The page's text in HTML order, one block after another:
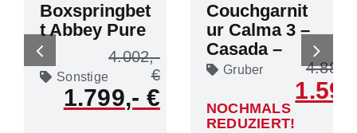
Boxspringbet
t Abbey Pure
Sonstige
4.002
1.799
Couchgarnit
ur Calma 3 –
Casada –
Gruber 4.884
NOCHMALS
REDUZIERT!
1.599